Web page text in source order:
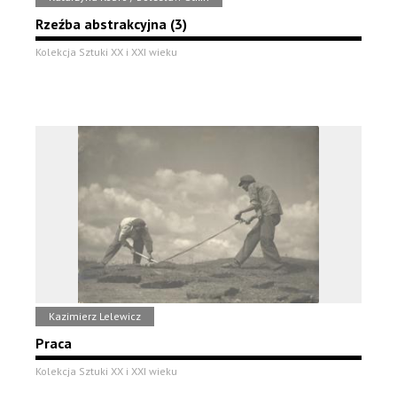
Rzeźba abstrakcyjna (3)
Kolekcja Sztuki XX i XXI wieku
Kazimierz Lelewicz
Praca
Kolekcja Sztuki XX i XXI wieku